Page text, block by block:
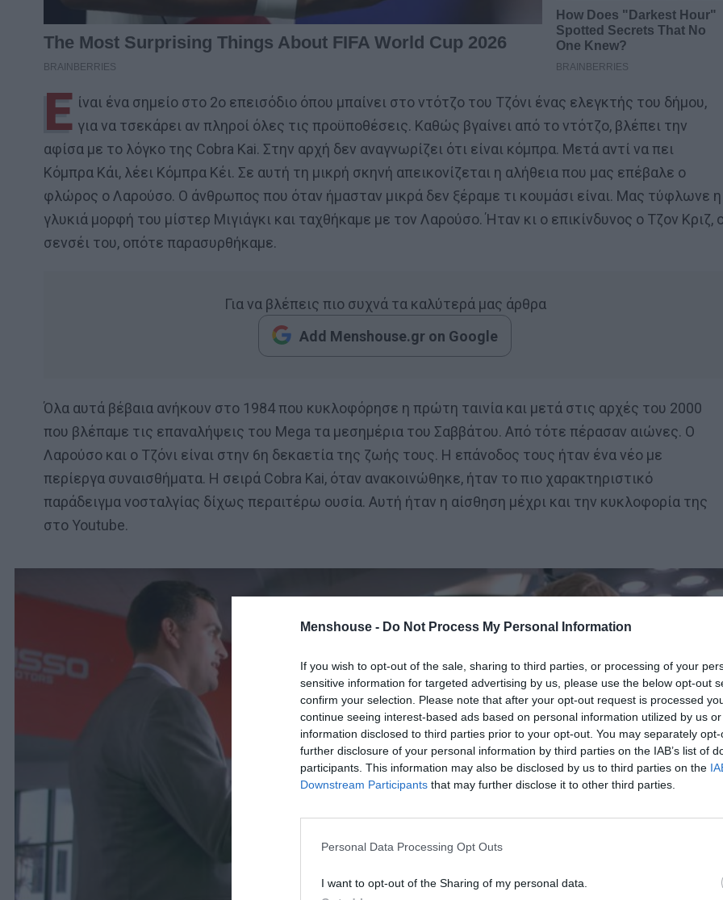
Menshouse - Do Not Process My Personal Information
If you wish to opt-out of the sale, sharing to third parties, or processing of your
sensitive information for targeted advertising by us, please use the below opt-out
confirm your selection. Please note that after your opt-out request is processed
continue seeing interest-based ads based on personal information utilized by us
information disclosed to third parties prior to your opt-out. You may separately
further disclosure of your personal information by third parties on the IAB’s list of
participants. This information may also be disclosed by us to third parties on the
Downstream Participants that may further disclose it to other third parties.
Personal Data Processing Opt Outs
I want to opt-out of the Sharing of my personal data.
Ε ίναι ένα σημείο στο 2ο επεισόδιο όπου μπαίνει στο ντότζο του Τζόνι ένας ελεγκτής του δήμου,
για να τσεκάρει αν πληροί όλες τις προϋποθέσεις. Καθώς βγαίνει από το ντότζο, βλέπει την
αφίσα με το λόγκο της Cobra Kai. Στην αρχή δεν αναγνωρίζει ότι είναι κόμπρα. Μετά αντί να πει
Κόμπρα Κάι, λέει Κόμπρα Κέι. Σε αυτή τη μικρή σκηνή απεικονίζεται η αλήθεια που μας επέβαλε ο
φλώρος ο Λαρούσο. Ο άνθρωπος που όταν ήμασταν μικρά δεν ξέραμε τι κουμάσι είναι. Μας τύφλωνε η
γλυκιά μορφή του μίστερ Μιγιάγκι και ταχθήκαμε με τον Λαρούσο. Ήταν κι ο επικίνδυνος ο Τζον Κριζ,
σενσέι του, οπότε παρασυρθήκαμε.
Για να βλέπεις πιο συχνά τα καλύτερά μας άρθρα
Add Menshouse.gr on Google
Όλα αυτά βέβαια ανήκουν στο 1984 που κυκλοφόρησε η πρώτη ταινία και μετά στις αρχές του 2000
που βλέπαμε τις επαναλήψεις του Mega τα μεσημέρια του Σαββάτου. Από τότε πέρασαν αιώνες. Ο
Λαρούσο και ο Τζόνι είναι στην 6η δεκαετία της ζωής τους. Η επάνοδος τους ήταν ένα νέο με
περίεργα συναισθήματα. Η σειρά Cobra Kai, όταν ανακοινώθηκε, ήταν το πιο χαρακτηριστικό
παράδειγμα νοσταλγίας δίχως περαιτέρω ουσία. Αυτή ήταν η αίσθηση μέχρι και την κυκλοφορία της
στο Youtube.